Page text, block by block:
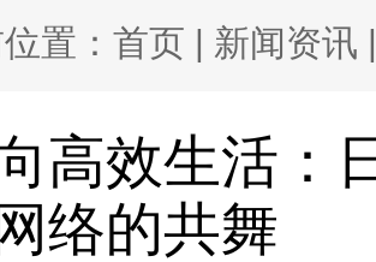
置： 首页 | 新闻资讯 |
高效生活：
络的共舞